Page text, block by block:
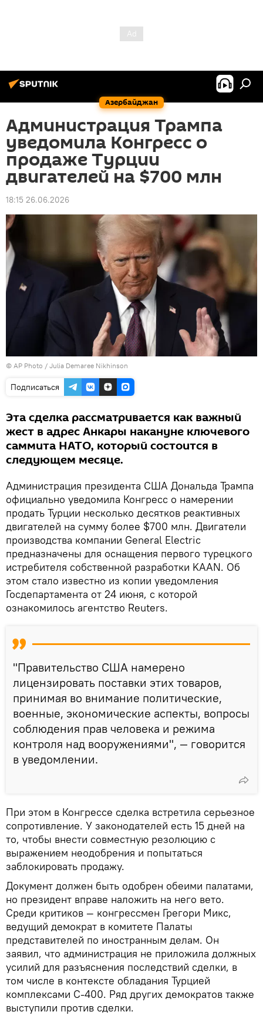
Азербайджан
Администрация Трампа
уведомила Конгресс о
продаже Турции
двигателей на $700 млн
18:15 26.06.2026
© AP Photo / Julia Demaree Nikhinson
Подписаться
Эта сделка рассматривается как важный
жест в адрес Анкары накануне ключевого
саммита НАТО, который состоится в
следующем месяце.
Администрация президента США Дональда Трампа
официально уведомила Конгресс о намерении
продать Турции несколько десятков реактивных
двигателей на сумму более $700 млн. Двигатели
производства компании General Electric
предназначены для оснащения первого турецкого
истребителя собственной разработки KAAN. Об
этом стало известно из копии уведомления
Госдепартамента от 24 июня, с которой
ознакомилось агентство Reuters.
"Правительство США намерено
лицензировать поставки этих товаров,
принимая во внимание политические,
военные, экономические аспекты, вопросы
соблюдения прав человека и режима
контроля над вооружениями", — говорится
в уведомлении.
При этом в Конгрессе сделка встретила серьезное
сопротивление. У законодателей есть 15 дней на
то, чтобы внести совместную резолюцию с
выражением неодобрения и попытаться
заблокировать продажу.
Документ должен быть одобрен обеими палатами,
но президент вправе наложить на него вето.
Среди критиков — конгрессмен Грегори Микс,
ведущий демократ в комитете Палаты
представителей по иностранным делам. Он
заявил, что администрация не приложила должных
усилий для разъяснения последствий сделки, в
том числе в контексте обладания Турцией
комплексами С‑400. Ряд других демократов также
выступили против сделки.